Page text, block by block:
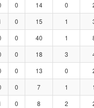
0 14 0
0 15 1
0 40 1
0 18 3
0 13 0
0 7 1
0 8 2